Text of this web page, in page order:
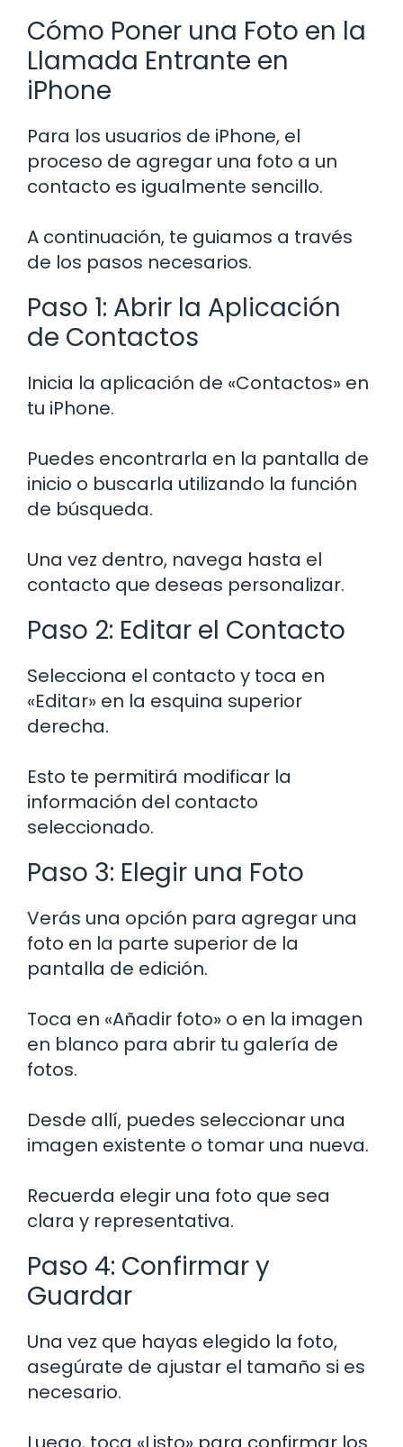
Cómo Poner una Foto en la
Llamada Entrante en
iPhone
Para los usuarios de iPhone, el
proceso de agregar una foto a un
contacto es igualmente sencillo.
A continuación, te guiamos a través
de los pasos necesarios.
Paso 1: Abrir la Aplicación
de Contactos
Inicia la aplicación de «Contactos» en
tu iPhone.
Puedes encontrarla en la pantalla de
inicio o buscarla utilizando la función
de búsqueda.
Una vez dentro, navega hasta el
contacto que deseas personalizar.
Paso 2: Editar el Contacto
Selecciona el contacto y toca en
«Editar» en la esquina superior
derecha.
Esto te permitirá modificar la
información del contacto
seleccionado.
Paso 3: Elegir una Foto
Verás una opción para agregar una
foto en la parte superior de la
pantalla de edición.
Toca en «Añadir foto» o en la imagen
en blanco para abrir tu galería de
fotos.
Desde allí, puedes seleccionar una
imagen existente o tomar una nueva.
Recuerda elegir una foto que sea
clara y representativa.
Paso 4: Confirmar y
Guardar
Una vez que hayas elegido la foto,
asegúrate de ajustar el tamaño si es
necesario.